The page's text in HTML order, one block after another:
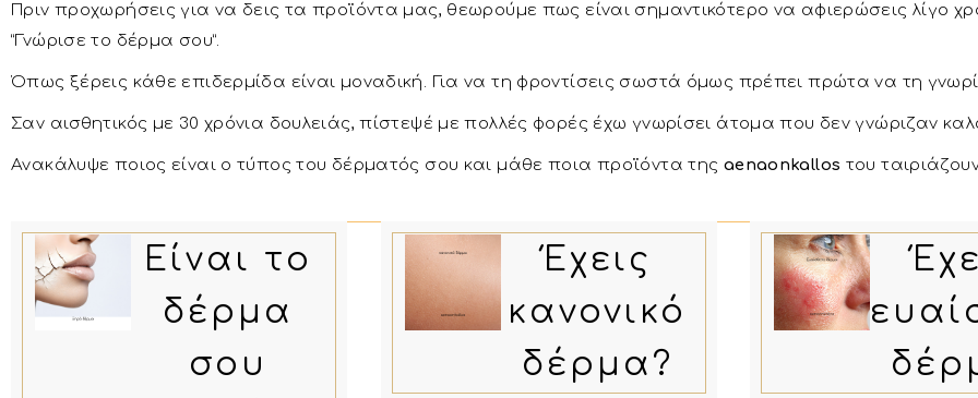
Πριν προχωρήσεις για να δεις τα προϊόντα μας, θεωρούμε πως είναι σημαντικότερο να αφιερώσεις λίγο
”Γνώρισε το δέρμα σου”.
Όπως ξέρεις κάθε επιδερμίδα είναι μοναδική. Για να τη φροντίσεις σωστά όμως πρέπει πρώτα να τη
Σαν αισθητικός με 30 χρόνια δουλειάς, πίστεψέ με πολλές φορές έχω γνωρίσει άτομα που δεν γνώριζαν
Ανακάλυψε ποιος είναι ο τύπος του δέρματός σου και μάθε ποια προϊόντα της aenaonkallos του
Είναι το
δέρμα
σου
Έχεις
κανονικό
δέρμα?